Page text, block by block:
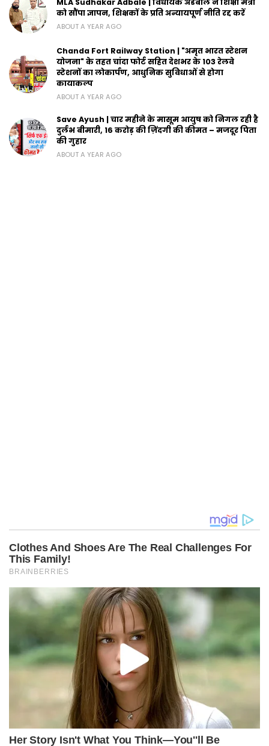
को सौंपा ज्ञापन, शिक्षकों के प्रति अन्यायपूर्ण नीति रद्द करें
ABOUT A YEAR AGO
Chanda Fort Railway Station | "अमृत भारत स्टेशन
योजना" के तहत चांदा फोर्ट सहित देशभर के 103 रेलवे
स्टेशनों का लोकार्पण, आधुनिक सुविधाओं से होगा
कायाकल्प
ABOUT A YEAR AGO
Save Ayush | चार महीने के मासूम आयुष को निगल रही है
दुर्लभ बीमारी, 16 करोड़ की ज़िंदगी की कीमत – मजदूर पिता
की गुहार
ABOUT A YEAR AGO